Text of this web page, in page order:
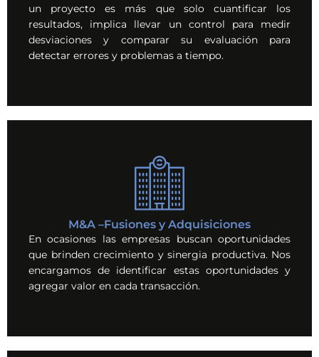
un proyecto es más que solo cuantificar los
resultados, implica llevar un control para medir
desviaciones y comparar su evaluación para
detectar errores y problemas a tiempo.
M&A –Fusiones y Adquisiciones
En ocasiones las empresas buscan oportunidades
que brinden crecimiento y sinergia productiva. Nos
encargamos de identificar estas oportunidades y
agregar valor en cada transacción.